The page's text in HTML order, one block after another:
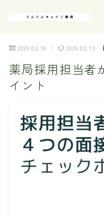
2026.03.10 2026.03.13
薬局採用担当者
イント